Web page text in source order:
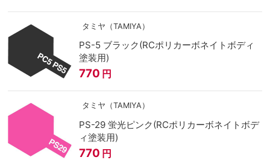
タミヤ（TAMIYA）
PS-5 ブラック(RCポリカーボネイトボディ
塗装用)
770 円
タミヤ（TAMIYA）
PS-29 蛍光ピンク(RCポリカーボネイトボデ
ィ塗装用)
770 円